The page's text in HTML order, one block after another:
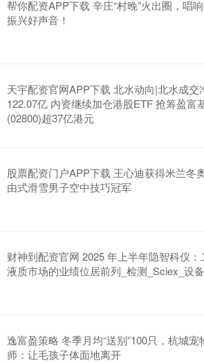
帮你配资APP下载 辛庄“村晚”火出圈，唱
振兴好声音！
天宇配资官网APP下载 北水动向|北水成交
122.07亿 内资继续加仓港股ETF 抢筹盈富
(02800)超37亿港元
股票配资门户APP下载 王心迪获得米兰冬
由式滑雪男子空中技巧冠军
财神到配资官网 2025 年上半年隐智科仪：
液质市场的业绩位居前列_检测_Sciex_设备
逸富盈策略 冬季月均“送别”100只，杭城宠
师：让毛孩子体面地离开